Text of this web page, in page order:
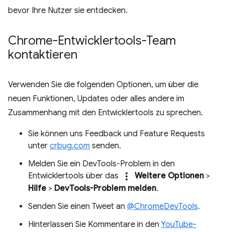
bevor Ihre Nutzer sie entdecken.
Chrome-Entwicklertools-Team
kontaktieren
Verwenden Sie die folgenden Optionen, um über die
neuen Funktionen, Updates oder alles andere im
Zusammenhang mit den Entwicklertools zu sprechen.
Sie können uns Feedback und Feature Requests
unter crbug.com senden.
Melden Sie ein DevTools-Problem in den
Entwicklertools über das
more_vert Weitere Optionen >
Hilfe > DevTools-Problem melden.
Senden Sie einen Tweet an @ChromeDevTools.
Hinterlassen Sie Kommentare in den YouTube-